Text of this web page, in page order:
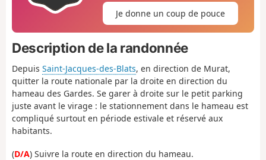
Je donne un coup de pouce
Description de la randonnée
Depuis Saint-Jacques-des-Blats, en direction de Murat,
quitter la route nationale par la droite en direction du
hameau des Gardes. Se garer à droite sur le petit parking
juste avant le virage : le stationnement dans le hameau est
compliqué surtout en période estivale et réservé aux
habitants.
(D/A) Suivre la route en direction du hameau.